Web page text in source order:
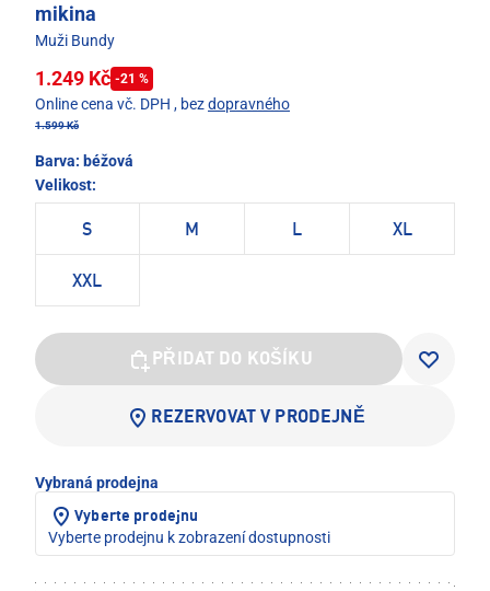
mikina
Muži Bundy
1.249 Kč -21 %
Online cena vč. DPH , bezdopravného
1.599 Kč
Barva: béžová
Velikost:
S M L XL
XXL
PŘIDAT DO KOŠÍKU
REZERVOVAT V PRODEJNĚ
Vybraná prodejna
Vyberte prodejnu
Vyberte prodejnu k zobrazení dostupnosti